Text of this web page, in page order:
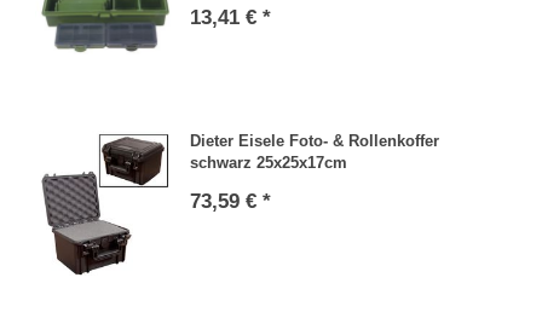
13,41 € *
Dieter Eisele Foto- & Rollenkoffer
schwarz 25x25x17cm
73,59 € *